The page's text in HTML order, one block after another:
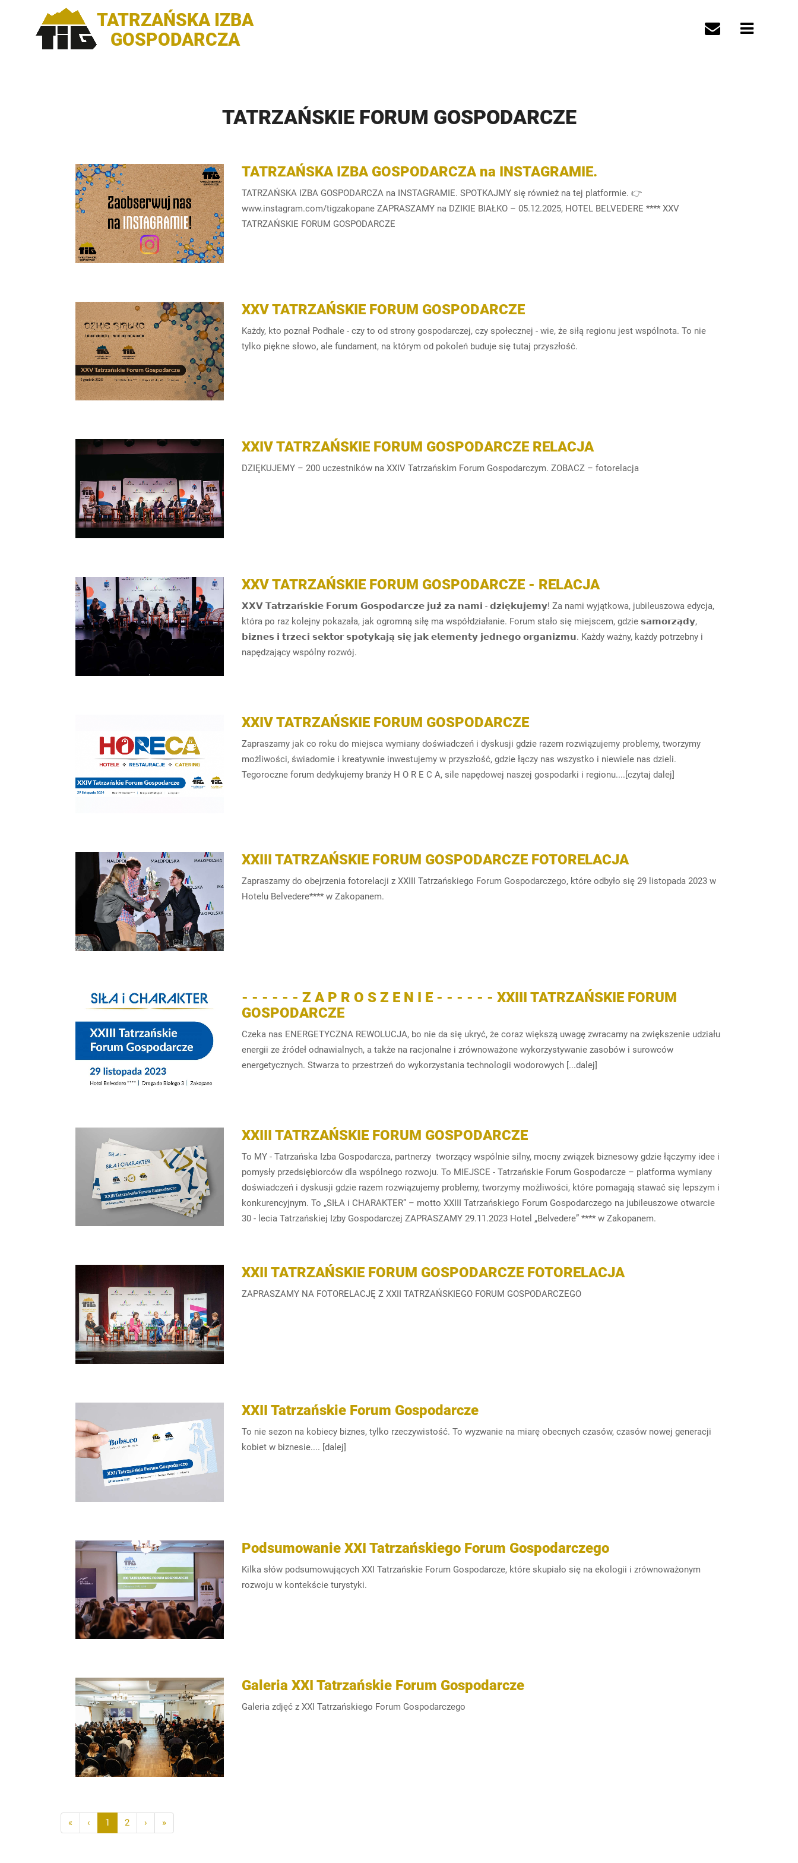
TATRZAŃSKA IZBA
GOSPODARCZA
TATRZAŃSKIE FORUM GOSPODARCZE
TATRZAŃSKA IZBA GOSPODARCZA na INSTAGRAMIE.
TATRZAŃSKA IZBA GOSPODARCZA na INSTAGRAMIE. SPOTKAJMY się również na tej platformie. 👉
www.instagram.com/tigzakopane ZAPRASZAMY na DZIKIE BIAŁKO – 05.12.2025, HOTEL BELVEDERE **** XXV
TATRZAŃSKIE FORUM GOSPODARCZE
XXV TATRZAŃSKIE FORUM GOSPODARCZE
Każdy, kto poznał Podhale - czy to od strony gospodarczej, czy społecznej - wie, że siłą regionu jest wspólnota. To nie
tylko piękne słowo, ale fundament, na którym od pokoleń buduje się tutaj przyszłość.
XXIV TATRZAŃSKIE FORUM GOSPODARCZE RELACJA
DZIĘKUJEMY – 200 uczestników na XXIV Tatrzańskim Forum Gospodarczym. ZOBACZ – fotorelacja
XXV TATRZAŃSKIE FORUM GOSPODARCZE - RELACJA
𝗫𝗫𝗩 𝗧𝗮𝘁𝗿𝘇𝗮𝗻́𝘀𝗸𝗶𝗲 𝗙𝗼𝗿𝘂𝗺 𝗚𝗼𝘀𝗽𝗼𝗱𝗮𝗿𝗰𝘇𝗲 𝗷𝘂𝘇̇ 𝘇𝗮 𝗻𝗮𝗺𝗶 - 𝗱𝘇𝗶𝗲̨𝗸𝘂𝗷𝗲𝗺𝘆! Za nami wyjątkowa, jubileuszowa edycja,
która po raz kolejny pokazała, jak ogromną siłę ma współdziałanie. Forum stało się miejscem, gdzie 𝘀𝗮𝗺𝗼𝗿𝘇𝗮̨𝗱𝘆,
𝗯𝗶𝘇𝗻𝗲𝘀 𝗶 𝘁𝗿𝘇𝗲𝗰𝗶 𝘀𝗲𝗸𝘁𝗼𝗿 𝘀𝗽𝗼𝘁𝘆𝗸𝗮𝗷𝗮̨ 𝘀𝗶𝗲̨ 𝗷𝗮𝗸 𝗲𝗹𝗲𝗺𝗲𝗻𝘁𝘆 𝗷𝗲𝗱𝗻𝗲𝗴𝗼 𝗼𝗿𝗴𝗮𝗻𝗶𝘇𝗺𝘂. Każdy ważny, każdy potrzebny i
napędzający wspólny rozwój.
XXIV TATRZAŃSKIE FORUM GOSPODARCZE
Zapraszamy jak co roku do miejsca wymiany doświadczeń i dyskusji gdzie razem rozwiązujemy problemy, tworzymy
możliwości, świadomie i kreatywnie inwestujemy w przyszłość, gdzie łączy nas wszystko i niewiele nas dzieli.
Tegoroczne forum dedykujemy branży H O R E C A, sile napędowej naszej gospodarki i regionu....[czytaj dalej]
XXIII TATRZAŃSKIE FORUM GOSPODARCZE FOTORELACJA
Zapraszamy do obejrzenia fotorelacji z XXIII Tatrzańskiego Forum Gospodarczego, które odbyło się 29 listopada 2023 w
Hotelu Belvedere**** w Zakopanem.
- - - - - - Z A P R O S Z E N I E - - - - - - XXIII TATRZAŃSKIE FORUM
GOSPODARCZE
Czeka nas ENERGETYCZNA REWOLUCJA, bo nie da się ukryć, że coraz większą uwagę zwracamy na zwiększenie udziału
energii ze źródeł odnawialnych, a także na racjonalne i zrównoważone wykorzystywanie zasobów i surowców
energetycznych. Stwarza to przestrzeń do wykorzystania technologii wodorowych [...dalej]
XXIII TATRZAŃSKIE FORUM GOSPODARCZE
To MY - Tatrzańska Izba Gospodarcza, partnerzy tworzący wspólnie silny, mocny związek biznesowy gdzie łączymy idee i
pomysły przedsiębiorców dla wspólnego rozwoju. To MIEJSCE - Tatrzańskie Forum Gospodarcze – platforma wymiany
doświadczeń i dyskusji gdzie razem rozwiązujemy problemy, tworzymy możliwości, które pomagają stawać się lepszym i
konkurencyjnym. To „SIŁA i CHARAKTER” – motto XXIII Tatrzańskiego Forum Gospodarczego na jubileuszowe otwarcie
30 - lecia Tatrzańskiej Izby Gospodarczej ZAPRASZAMY 29.11.2023 Hotel „Belvedere” **** w Zakopanem.
XXII TATRZAŃSKIE FORUM GOSPODARCZE FOTORELACJA
ZAPRASZAMY NA FOTORELACJĘ Z XXII TATRZAŃSKIEGO FORUM GOSPODARCZEGO
XXII Tatrzańskie Forum Gospodarcze
To nie sezon na kobiecy biznes, tylko rzeczywistość. To wyzwanie na miarę obecnych czasów, czasów nowej generacji
kobiet w biznesie.... [dalej]
Podsumowanie XXI Tatrzańskiego Forum Gospodarczego
Kilka słów podsumowujących XXI Tatrzańskie Forum Gospodarcze, które skupiało się na ekologii i zrównoważonym
rozwoju w kontekście turystyki.
Galeria XXI Tatrzańskie Forum Gospodarcze
Galeria zdjęć z XXI Tatrzańskiego Forum Gospodarczego
« ‹ 1 2 › »